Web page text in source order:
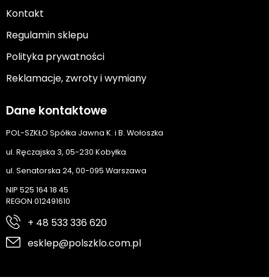
Kontakt
Regulamin sklepu
Polityka prywatności
Reklamacje, zwroty i wymiany
Dane kontaktowe
POL-SZKŁO Spółka Jawna K. i B. Wołoszka
ul. Ręczajska 3, 05-230 Kobyłka
ul. Senatorska 24, 00-095 Warszawa
NIP 525 164 18 45
REGON 012491610
+ 48 533 336 620
esklep@polszklo.com.pl